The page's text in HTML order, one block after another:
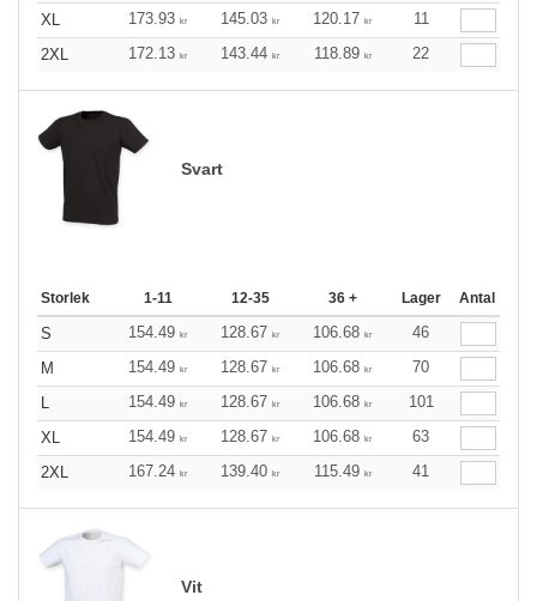
XL
173.93 kr 145.03 kr 120.17 kr
11
2XL
172.13 kr 143.44 kr 118.89 kr 22
Svart
Storlek 1-11 12-35 36 + Lager Antal
S 154.49 kr 128.67 kr 106.68 kr
46
M
154.49 kr 128.67 kr 106.68 kr
70
L
154.49 kr 128.67 kr 106.68 kr
101
XL
154.49 kr 128.67 kr 106.68 kr
63
2XL
167.24 kr 139.40 kr 115.49 kr 41
Vit